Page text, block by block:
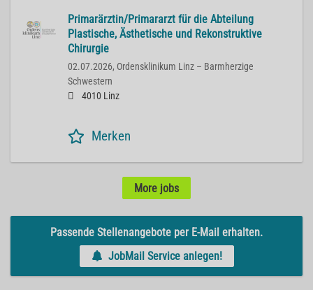
Primarärztin/Primararzt für die Abteilung
Plastische, Ästhetische und Rekonstruktive
Chirurgie
02.07.2026, Ordensklinikum Linz – Barmherzige
Schwestern
4010 Linz
Merken
More jobs
Passende Stellenangebote per E-Mail erhalten.
JobMail Service anlegen!